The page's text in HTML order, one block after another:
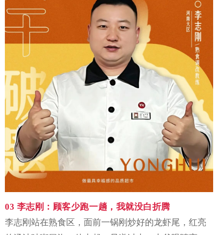
03 李志刚 ： 顾客少跑一趟 ，我就没白折腾
李志刚站在熟食区，面前一锅刚炒好的龙虾尾，红亮